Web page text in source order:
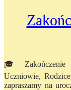
🎓 Zakończenie
Uczniowie,
zapraszamy na